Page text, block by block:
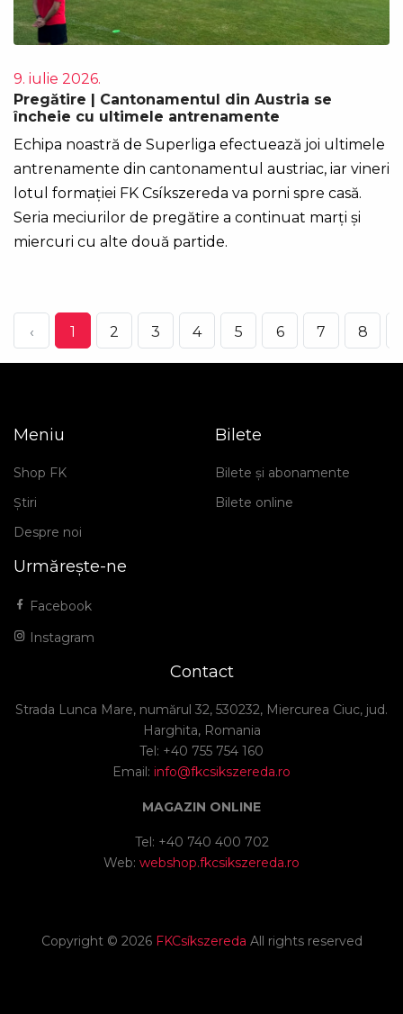
9. iulie 2026.
Pregătire | Cantonamentul din Austria se
încheie cu ultimele antrenamente
Echipa noastră de Superliga efectuează joi ultimele
antrenamente din cantonamentul austriac, iar vineri
lotul formației FK Csíkszereda va porni spre casă.
Seria meciurilor de pregătire a continuat marți și
miercuri cu alte două partide.
‹ 1 2 3 4 5 6 7 8
Meniu
Shop FK
Știri
Despre noi
Bilete
Bilete și abonamente
Bilete online
Urmărește-ne
Facebook
Instagram
Contact
Strada Lunca Mare, numărul 32, 530232, Miercurea Ciuc, jud.
Harghita, Romania
Tel: +40 755 754 160
Email: info@fkcsikszereda.ro
MAGAZIN ONLINE
Tel: +40 740 400 702
Web: webshop.fkcsikszereda.ro
Copyright © 2026 FKCsíkszereda All rights reserved